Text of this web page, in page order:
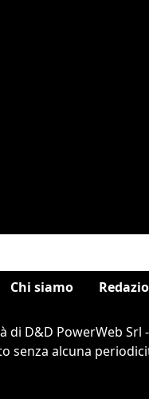
Chi siamo
D&D PowerWeb Srl
senza alcuna